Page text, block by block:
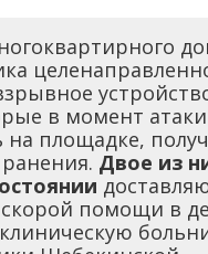
в момент атаки
на площадке,
Двое из
помощи в